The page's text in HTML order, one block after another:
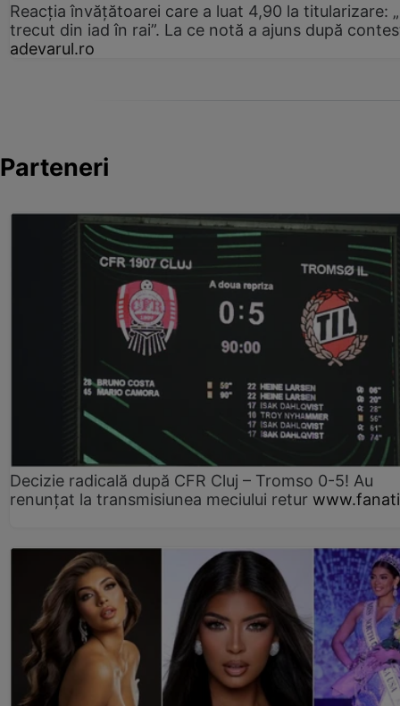
Reacția învățătoarei care a luat 4,90 la titularizare:
trecut din iad în rai”. La ce notă a ajuns după
adevarul.ro
Parteneri
Decizie radicală după CFR Cluj – Tromso 0-5! Au
renunțat la transmisiunea meciului retur